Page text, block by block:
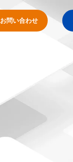
問い合わせ